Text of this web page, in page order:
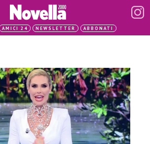
AMICI 24 NEWSLETTER ABBONATI